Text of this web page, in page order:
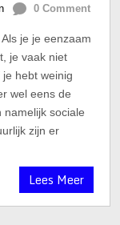
0 Comment
je je eenzaam
je vaak niet
hebt weinig
wel eens de
namelijk sociale
zijn er
Lees Meer